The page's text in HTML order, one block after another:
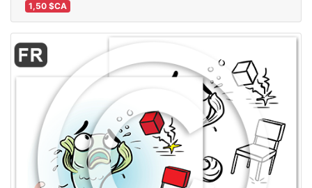
1,50 $CA